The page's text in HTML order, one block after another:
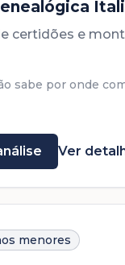
certidões e
sabe por onde
Ver
menores